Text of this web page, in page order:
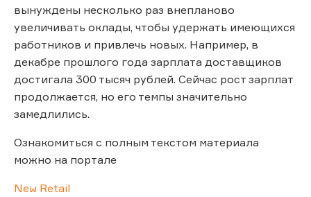
вынуждены несколько раз внепланово
увеличивать оклады, чтобы удержать имеющихся
работников и привлечь новых. Например, в
декабре прошлого года зарплата доставщиков
достигала 300 тысяч рублей. Сейчас рост зарплат
продолжается, но его темпы значительно
замедлились.
Ознакомиться с полным текстом материала
можно на портале
New Retail